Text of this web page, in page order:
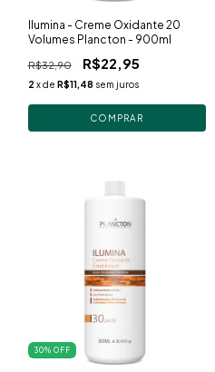
Ilumina - Creme Oxidante 20
Volumes Plancton - 900ml
R$32,90 R$22,95
2 x de R$11,48 sem juros
30% OFF